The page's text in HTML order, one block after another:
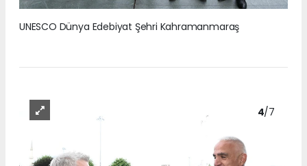
UNESCO Dünya Edebiyat Şehri Kahramanmaraş
4/7